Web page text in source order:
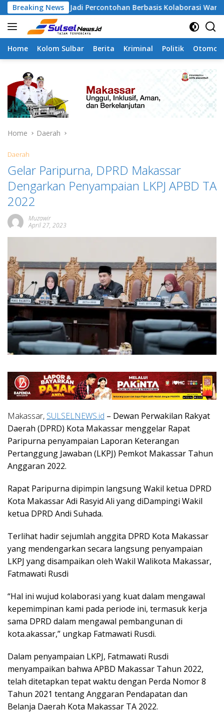
Skip
to
content
Breaking News
Jadi Percontohan Berbasis Kolaborasi Warga
Home Kolom Sulbar Berita Kriminal Politik
Home Daerah
Daerah
Gelar Paripurna, DPRD Makassar
Dengarkan Penyampaian LKPJ APBD TA
2022
Muzawir
April 27, 2023
Makassar, SULSELNEWS.id – Dewan Perwakilan Rakyat
Daerah (DPRD) Kota Makassar menggelar Rapat
Paripurna penyampaian Laporan Keterangan
Pertanggung Jawaban (LKPJ) Pemkot Makassar Tahun
Anggaran 2022.
Rapat Paripurna dipimpin langsung Wakil ketua DPRD
Kota Makassar Adi Rasyid Ali yang diDampingi Wakil
ketua DPRD Andi Suhada.
Terlihat hadir sejumlah anggita DPRD Kota Makassar
yang mendengarkan secara langsung penyampaian
LKPJ yang disampaikan oleh Wakil Walikota Makassar,
Fatmawati Rusdi
“Hal ini wujud kolaborasi yang kuat dalam mengawal
kepemimpinan kami pada periode ini, termasuk kerja
sama DPRD dalam mengawal pembangunan di
kota.akassar,” ungkap Fatmawati Rusdi.
Dalam penyampaian LKPJ, Fatmawati Rusdi
menyampaikan bahwa APBD Makassar Tahun 2022,
telah ditetapkan tepat waktu dengan Perda Nomor 8
Tahun 2021 tentang Anggaran Pendapatan dan
Belanja Daerah Kota Makassar TA 2022.